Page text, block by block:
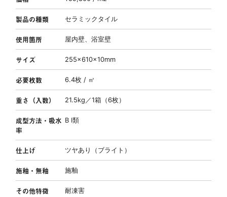
製品の種類 セラミックタイル
使用箇所 屋内壁、浴室壁
サイズ 255×610×10mm
必要枚数 6.4枚 / ㎡
重さ（入数） 21.5kg／1箱（6枚）
成型方法・吸水
率
B Ⅰ類
仕上げ ツヤあり（ブライト）
施釉・無釉 施釉
その他特徴 耐凍害